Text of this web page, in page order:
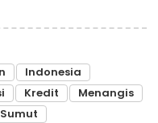
Indonesia
Kredit
Menangis
Sumut